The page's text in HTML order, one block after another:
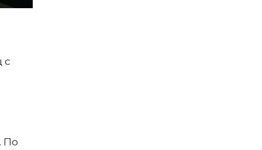
с
По